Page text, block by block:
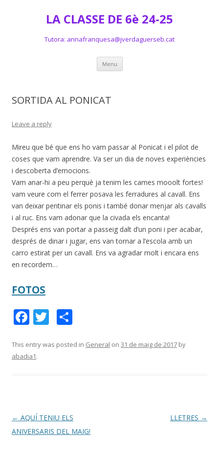
LA CLASSE DE 6è 24-25
Tutora: annafranquesa@jverdaguerseb.cat
Menu Skip
content
SORTIDA AL PONICAT
Leave a reply
Mireu que bé que ens ho vam passar al Ponicat i el pilot de
coses que vam aprendre. Va ser un dia de noves experiències
i descoberta d’emocions.
Vam anar-hi a peu perquè ja tenim les cames mooolt fortes!
vam veure com el ferrer posava les ferradures al cavall. Ens
van deixar pentinar els ponis i també donar menjar als cavalls
i al ruc. Ens vam adonar que la civada els encanta!
Després ens van portar a passeig dalt d’un poni i per acabar,
després de dinar i jugar, ens van tornar a l’escola amb un
carro estirat per un cavall. Ens va agradar molt i encara ens
en recordem…
FOTOS
F
e
b
k
T
itt m
ix
This entry was posted in General on 31 de maig de 2017 by
abadia1.
Post
navigation
← AQUÍ TENIU ELS
ANIVERSARIS DEL MAIG!
LLETRES →